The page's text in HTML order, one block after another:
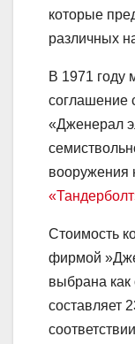
которые
различных
В 1971 году
соглашение
«Дженерал
вооружения
Стоимость
фирмой
выбрана как
составляет